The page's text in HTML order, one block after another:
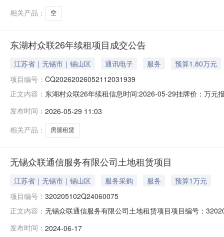
相关产品：
空
东湖村众联26年续租项目成交公告
江苏省｜无锡市｜锡山区 通讯电子 服务
预算1.80万元
项目编号： CQ20262026052112031939
正文内容： 东湖村众联26年续租信息时间:2026-05-29挂牌价：万元
发布时间： 2026-05-29 11:03
相关产品：
房屋租赁
无锡众联通信服务有限公司土地租赁项目
江苏省｜无锡市｜锡山区 服务采购 服务
预算1万元
项目编号： 320205102Q24060075
正文内容： 无锡众联通信服务有限公司土地租赁项目项目编号：
务有限公司土地租赁项目项目位置无锡市锡山区羊尖镇
发布时间： 2024-06-17